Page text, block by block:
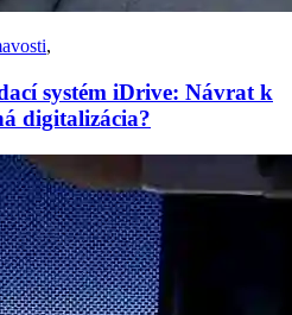
,
systém iDrive: Návrat k
digitalizácia?